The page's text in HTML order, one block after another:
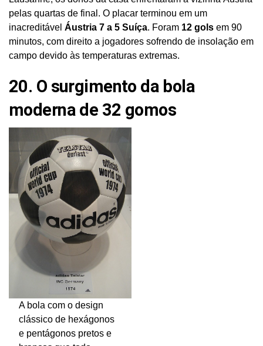
pelas quartas de final. O placar terminou em um
inacreditável Áustria 7 a 5 Suíça. Foram 12 gols em 90
minutos, com direito a jogadores sofrendo de insolação em
campo devido às temperaturas extremas.
20. O surgimento da bola
moderna de 32 gomos
A bola com o design
clássico de hexágonos
e pentágonos pretos e